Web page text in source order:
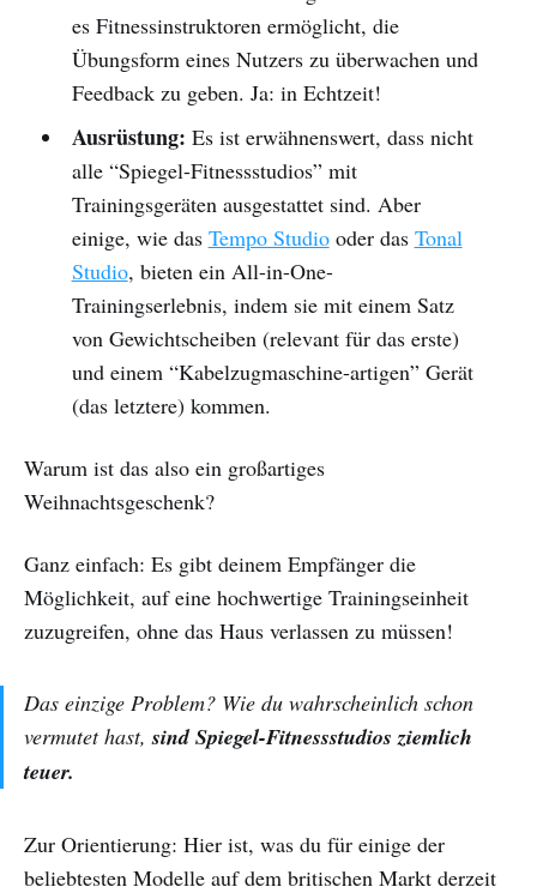
es Fitnessinstruktoren ermöglicht, die
Übungsform eines Nutzers zu überwachen und
Feedback zu geben. Ja: in Echtzeit!
Ausrüstung: Es ist erwähnenswert, dass nicht
alle “Spiegel-Fitnessstudios” mit
Trainingsgeräten ausgestattet sind. Aber
einige, wie das Tempo Studiooder das Tonal
Studio, bieten ein All-in-One-
Trainingserlebnis, indem sie mit einem Satz
von Gewichtscheiben (relevant für das erste)
und einem “Kabelzugmaschine-artigen” Gerät
(das letztere) kommen.
Warum ist das also ein großartiges
Weihnachtsgeschenk?
Ganz einfach: Es gibt deinem Empfänger die
Möglichkeit, auf eine hochwertige Trainingseinheit
zuzugreifen, ohne das Haus verlassen zu müssen!
Das einzige Problem? Wie du wahrscheinlich schon
vermutet hast,sind Spiegel-Fitnessstudios ziemlich
teuer.
Zur Orientierung: Hier ist, was du für einige der
beliebtesten Modelle auf dem britischen Markt derzeit